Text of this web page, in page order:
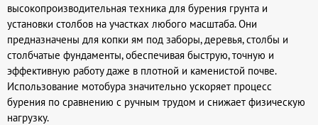
высокопроизводительная техника для бурения грунта и
установки столбов на участках любого масштаба. Они
предназначены для копки ям под заборы, деревья, столбы и
столбчатые фундаменты, обеспечивая быструю, точную и
эффективную работу даже в плотной и каменистой почве.
Использование мотобура значительно ускоряет процесс
бурения по сравнению с ручным трудом и снижает физическую
нагрузку.